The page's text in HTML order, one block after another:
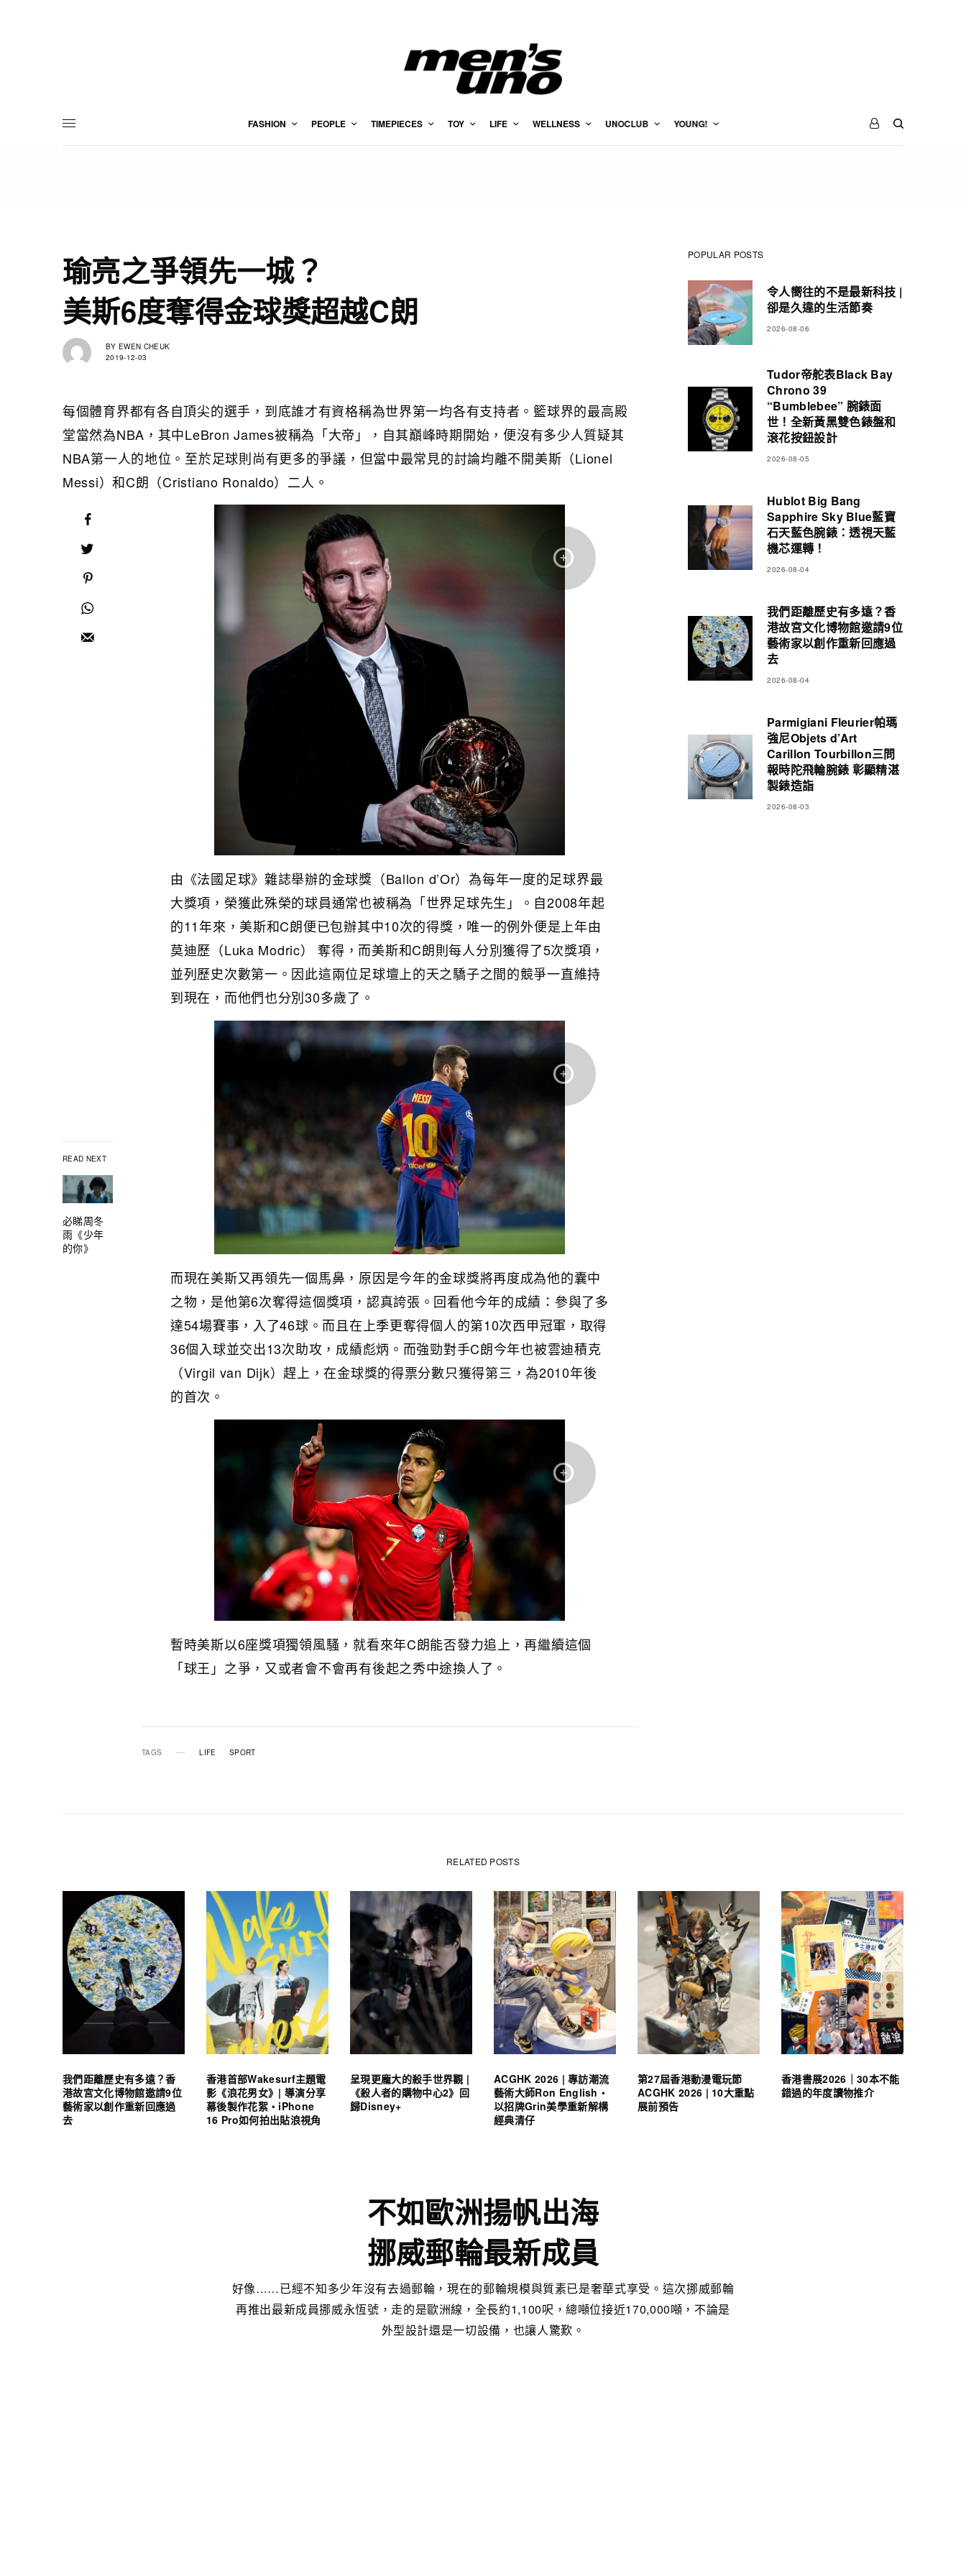
FASHION PEOPLE TIMEPIECES TOY LIFE WELLNESS UNOCLUB YOUNG!
瑜亮之爭領先一城？
美斯6度奪得金球獎超越C朗
BY EWEN CHEUK
2019-12-03
每個體育界都有各自頂尖的選手，到底誰才有資格稱為世界第一均各有支持者。籃球界的最高殿
堂當然為NBA，其中LeBron James被稱為「大帝」，自其巔峰時期開始，便沒有多少人質疑其
NBA第一人的地位。至於足球則尚有更多的爭議，但當中最常見的討論均離不開美斯（Lionel
Messi）和C朗（Cristiano Ronaldo）二人。
READ NEXT
必睇周冬
雨《少年
的你》
由《法國足球》雜誌舉辦的金球獎（Ballon d’Or）為每年一度的足球界最
大獎項，榮獲此殊榮的球員通常也被稱為「世界足球先生」。自2008年起
的11年來，美斯和C朗便已包辦其中10次的得獎，唯一的例外便是上年由
莫迪歷（Luka Modric） 奪得，而美斯和C朗則每人分別獲得了5次獎項，
並列歷史次數第一。因此這兩位足球壇上的天之驕子之間的競爭一直維持
到現在，而他們也分別30多歲了。
而現在美斯又再領先一個馬鼻，原因是今年的金球獎將再度成為他的囊中
之物，是他第6次奪得這個獎項，認真誇張。回看他今年的成績：參與了多
達54場賽事，入了46球。而且在上季更奪得個人的第10次西甲冠軍，取得
36個入球並交出13次助攻，成績彪炳。而強勁對手C朗今年也被雲迪積克
（Virgil van Dijk）趕上，在金球獎的得票分數只獲得第三，為2010年後
的首次。
暫時美斯以6座獎項獨領風騷，就看來年C朗能否發力追上，再繼續這個
「球王」之爭，又或者會不會再有後起之秀中途換人了。
TAGS LIFE SPORT
POPULAR POSTS
令人嚮往的不是最新科技 |
卻是久違的生活節奏
2026-08-06
Tudor帝舵表Black Bay
Chrono 39
“Bumblebee” 腕錶面
世！全新黃黑雙色錶盤和
滾花按鈕設計
2026-08-05
Hublot Big Bang
Sapphire Sky Blue藍寶
石天藍色腕錶：透視天藍
機芯運轉！
2026-08-04
我們距離歷史有多遠？香
港故宮文化博物館邀請9位
藝術家以創作重新回應過
去
2026-08-04
Parmigiani Fleurier帕瑪
強尼Objets d’Art
Carillon Tourbillon三問
報時陀飛輪腕錶 彰顯精湛
製錶造詣
2026-08-03
RELATED POSTS
我們距離歷史有多遠？香
港故宮文化博物館邀請9位
藝術家以創作重新回應過
去
香港首部Wakesurf主題電
影《浪花男女》| 導演分享
幕後製作花絮・iPhone
16 Pro如何拍出貼浪視角
呈現更龐大的殺手世界觀 |
《殺人者的購物中心2》回
歸Disney+
ACGHK 2026 | 專訪潮流
藝術大師Ron English・
以招牌Grin美學重新解構
經典清仔
第27屆香港動漫電玩節
ACGHK 2026 | 10大重點
展前預告
香港書展2026｜30本不能
錯過的年度讀物推介
不如歐洲揚帆出海
挪威郵輪最新成員
好像……已經不知多少年沒有去過郵輪，現在的郵輪規模與質素已是奢華式享受。這次挪威郵輪
再推出最新成員挪威永恆號，走的是歐洲線，全長約1,100呎，總噸位接近170,000噸，不論是
外型設計還是一切設備，也讓人驚歎。